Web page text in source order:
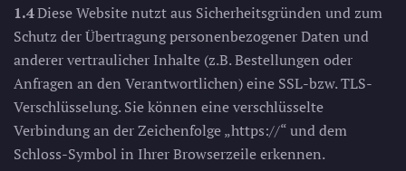
1.4Diese Website nutzt aus Sicherheitsgründen und zum
Schutz der Übertragung personenbezogener Daten und
anderer vertraulicher Inhalte (z.B. Bestellungen oder
Anfragen an den Verantwortlichen) eine SSL-bzw. TLS-
Verschlüsselung. Sie können eine verschlüsselte
Verbindung an der Zeichenfolge „https://“ und dem
Schloss-Symbol in Ihrer Browserzeile erkennen.